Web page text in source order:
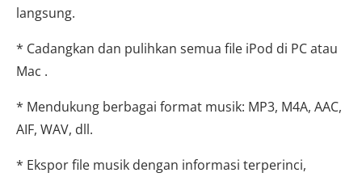
langsung.
* Cadangkan dan pulihkan semua file iPod di PC atau
Mac .
* Mendukung berbagai format musik: MP3, M4A, AAC,
AIF, WAV, dll.
* Ekspor file musik dengan informasi terperinci,